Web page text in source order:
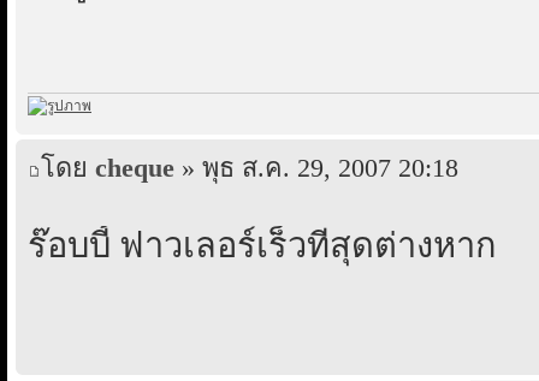
โดย cheque » พุธ ส.ค. 29, 2007 20:18
ร๊อบบี้ ฟาวเลอร์เร็วที่สุดต่างหาก